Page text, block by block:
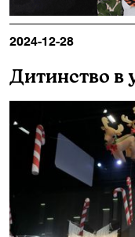
2024-12-28
Дитинство в